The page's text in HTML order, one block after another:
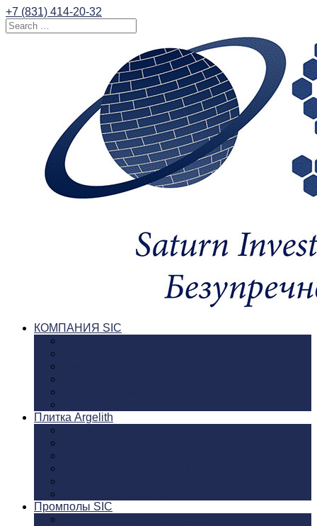
+7 (831) 414-20-32
КОМПАНИЯ SIC
Плитка Argelith
Промполы SIC